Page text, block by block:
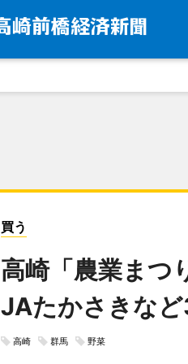
買う
高崎「農業まつ
JAたかさきな
高崎 群馬 野菜